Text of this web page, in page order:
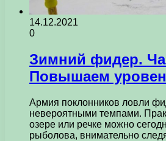
14.12.2021
0
Зимний фидер.
Повышаем
Армия поклонников ловли
невероятными темпами.
озере или речке можно
рыболова, внимательно